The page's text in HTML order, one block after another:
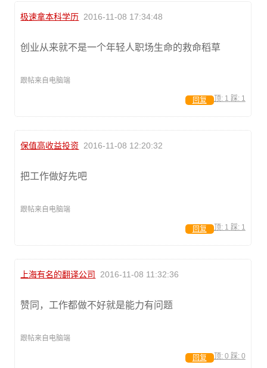
极速拿本科学历 2016-11-08 17:34:48
创业从来就不是一个年轻人职场生命的救命稻草
跟帖来自电脑端
顶: 1 踩: 1
回复
保值高收益投资 2016-11-08 12:20:32
把工作做好先吧
跟帖来自电脑端
顶: 1 踩: 1
回复
上海有名的翻译公司 2016-11-08 11:32:36
赞同，工作都做不好就是能力有问题
跟帖来自电脑端
顶: 0 踩: 0
回复